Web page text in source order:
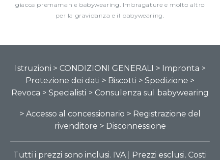
giacca premaman e babywearing. Imbragature e molto altro
per la gravidanza e il babywearing.
Istruzioni > CONDIZIONI GENERALI > Impronta >
Protezione dei dati > Biscotti > Spedizione >
Revoca > Specialisti > Consulenza sul babywearing
> Accesso al concessionario > Registrazione del
rivenditore > Disconnessione
Tutti i prezzi sono inclusi. IVA | Prezzi esclusi. Costi